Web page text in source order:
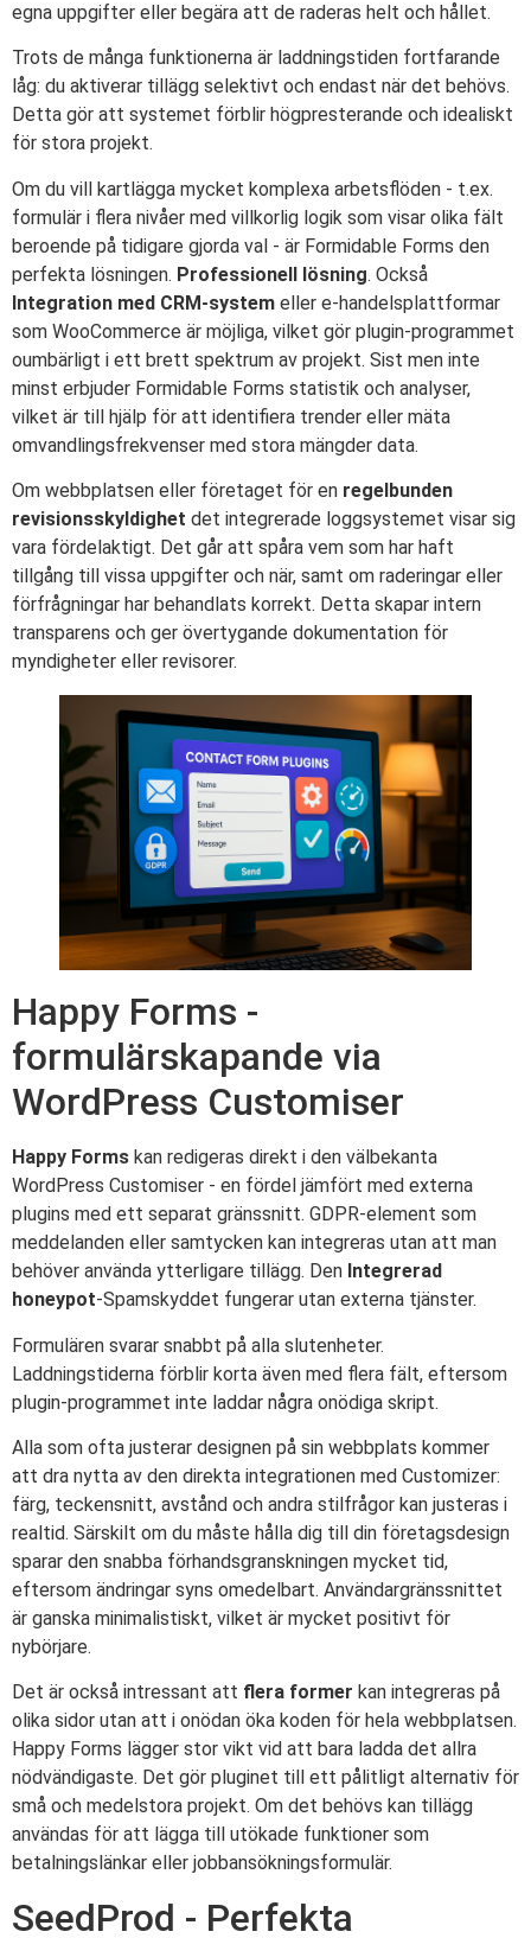
egna uppgifter eller begära att de raderas helt och hållet.
Trots de många funktionerna är laddningstiden fortfarande
låg: du aktiverar tillägg selektivt och endast när det behövs.
Detta gör att systemet förblir högpresterande och idealiskt
för stora projekt.
Om du vill kartlägga mycket komplexa arbetsflöden - t.ex.
formulär i flera nivåer med villkorlig logik som visar olika fält
beroende på tidigare gjorda val - är Formidable Forms den
perfekta lösningen. Professionell lösning. Också
Integration med CRM-system eller e-handelsplattformar
som WooCommerce är möjliga, vilket gör plugin-programmet
oumbärligt i ett brett spektrum av projekt. Sist men inte
minst erbjuder Formidable Forms statistik och analyser,
vilket är till hjälp för att identifiera trender eller mäta
omvandlingsfrekvenser med stora mängder data.
Om webbplatsen eller företaget för en regelbunden
revisionsskyldighet det integrerade loggsystemet visar sig
vara fördelaktigt. Det går att spåra vem som har haft
tillgång till vissa uppgifter och när, samt om raderingar eller
förfrågningar har behandlats korrekt. Detta skapar intern
transparens och ger övertygande dokumentation för
myndigheter eller revisorer.
Happy Forms -
formulärskapande via
WordPress Customiser
Happy Forms kan redigeras direkt i den välbekanta
WordPress Customiser - en fördel jämfört med externa
plugins med ett separat gränssnitt. GDPR-element som
meddelanden eller samtycken kan integreras utan att man
behöver använda ytterligare tillägg. Den Integrerad
honeypot-Spamskyddet fungerar utan externa tjänster.
Formulären svarar snabbt på alla slutenheter.
Laddningstiderna förblir korta även med flera fält, eftersom
plugin-programmet inte laddar några onödiga skript.
Alla som ofta justerar designen på sin webbplats kommer
att dra nytta av den direkta integrationen med Customizer:
färg, teckensnitt, avstånd och andra stilfrågor kan justeras i
realtid. Särskilt om du måste hålla dig till din företagsdesign
sparar den snabba förhandsgranskningen mycket tid,
eftersom ändringar syns omedelbart. Användargränssnittet
är ganska minimalistiskt, vilket är mycket positivt för
nybörjare.
Det är också intressant att flera former kan integreras på
olika sidor utan att i onödan öka koden för hela webbplatsen.
Happy Forms lägger stor vikt vid att bara ladda det allra
nödvändigaste. Det gör pluginet till ett pålitligt alternativ för
små och medelstora projekt. Om det behövs kan tillägg
användas för att lägga till utökade funktioner som
betalningslänkar eller jobbansökningsformulär.
SeedProd - Perfekta